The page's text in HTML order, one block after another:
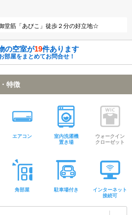
筋「あびこ」徒歩２分の好立地☆
の空室が19件あります
部屋をまとめてお問合せ！
特徴
エアコン
室内洗濯機
置き場
ウォークイン
クローゼット
角部屋 駐車場付き
インターネット
接続可